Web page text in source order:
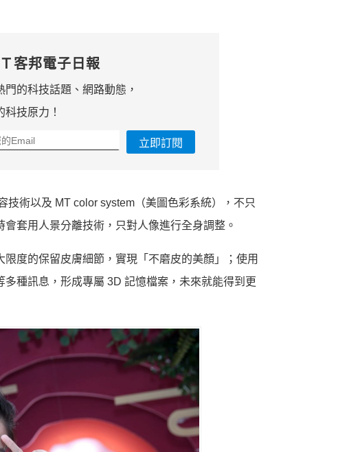
客邦電子日報
門的科技話題、網路動態，
科技原力！
立即訂閱
術以及 MT color system（美圖色彩系統），不只
套用人景分離技術，只對人像進行全身調整。
度的保留皮膚細節，實現「不磨皮的美顏」；使用
種訊息，形成專屬 3D 記憶檔案，未來就能得到更